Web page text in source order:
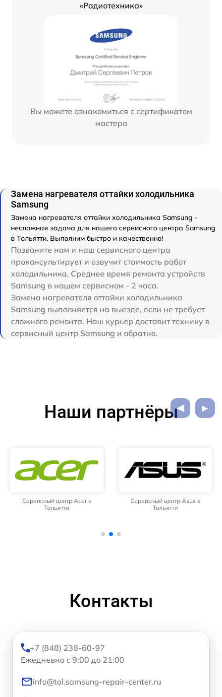
«Радиотехника»
Вы можете ознакомиться с сертификатом
мастера
Замена нагревателя оттайки холодильника
Samsung
Замена нагревателя оттайки холодильника Samsung -
несложная задача для нашего сервисного центра Samsung
в Тольятти. Выполним быстро и качественно!
Позвоните нам и наш сервисного центра
проконсультирует и озвучит стоимость работ
холодильника. Среднее время ремонта устройств
Samsung в нашем сервисном - 2 часа.
Замена нагревателя оттайки холодильника
Samsung выполняется на выезде, если не требует
сложного ремонта. Наш курьер доставит технику в
сервисный центр Samsung и обратно.
Наши партнёры
Сервисный центр Acer в
Тольятти
Сервисный центр Asus в
Тольятти
Контакты
+7 (848) 238-60-97
Ежедневно с 9:00 до 21:00
info@tol.samsung-repair-center.ru